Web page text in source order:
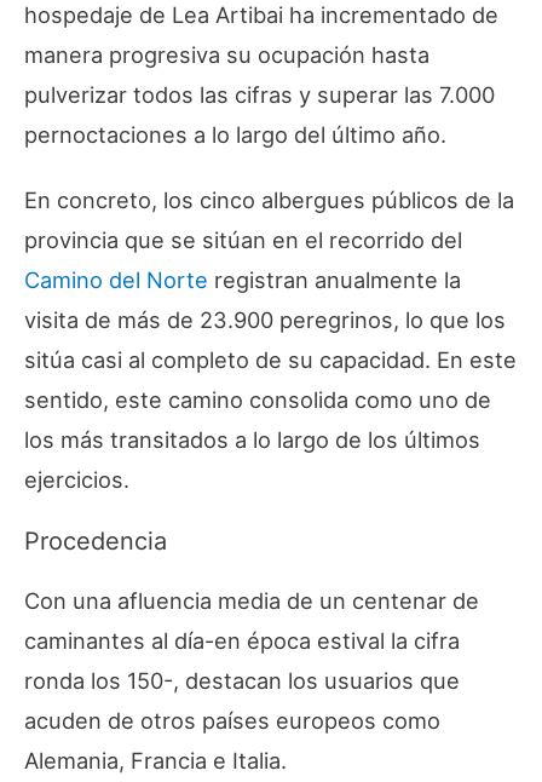
hospedaje de Lea Artibai ha incrementado de
manera progresiva su ocupación hasta
pulverizar todos las cifras y superar las 7.000
pernoctaciones a lo largo del último año.
En concreto, los cinco albergues públicos de la
provincia que se sitúan en el recorrido del
Camino del Norte registran anualmente la
visita de más de 23.900 peregrinos, lo que los
sitúa casi al completo de su capacidad. En este
sentido, este camino consolida como uno de
los más transitados a lo largo de los últimos
ejercicios.
Procedencia
Con una afluencia media de un centenar de
caminantes al día-en época estival la cifra
ronda los 150-, destacan los usuarios que
acuden de otros países europeos como
Alemania, Francia e Italia.